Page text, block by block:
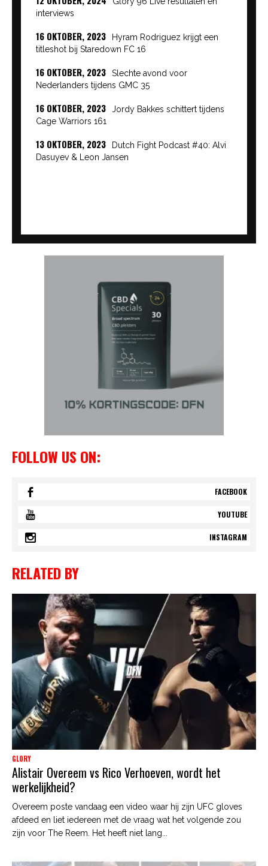
interviews
16 OKTOBER, 2023
Hyram Rodriguez krijgt een
titleshot bij Staredown FC 16
16 OKTOBER, 2023
Slechte avond voor
Nederlanders tijdens GMC 35
16 OKTOBER, 2023
Jordy Bakkes schittert tijdens
Cage Warriors 161
13 OKTOBER, 2023
Dutch Fight Podcast #40: Alvi
Dasuyev & Leon Jansen
FOLLOW US ON:
FACEBOOK
YOUTUBE
INSTAGRAM
RELATED BY
GLORY
Alistair Overeem vs Rico Verhoeven, wordt het
werkelijkheid?
Overeem poste vandaag een video waar hij zijn UFC gloves
afdeed en liet iedereen met de vraag wat het volgende zou
zijn voor The Reem. Het heeft niet lang...